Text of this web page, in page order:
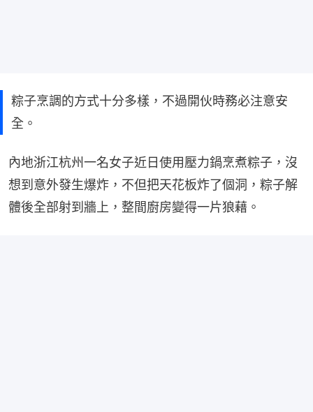
粽子烹調的方式十分多樣，不過開伙時務必注意安
全。
內地浙江杭州一名女子近日使用壓力鍋烹煮粽子，沒
想到意外發生爆炸，不但把天花板炸了個洞，粽子解
體後全部射到牆上，整間廚房變得一片狼藉。